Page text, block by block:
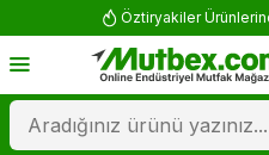
Öztiryakiler